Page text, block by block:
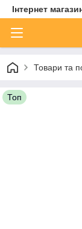
Інтернет
Товари та
Топ